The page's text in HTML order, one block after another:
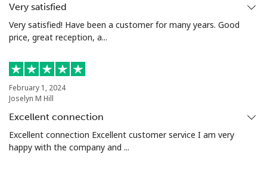
All
country
⁦1.5¢⁩ 333 min por ⁦$5⁩ ⁦4¢⁩
Very satisfied
Very satisfied! Have been a customer for many years. Good
price, great reception, a...
February 1, 2024
Joselyn M Hill
Excellent connection
Excellent connection Excellent customer service I am very
happy with the company and ...